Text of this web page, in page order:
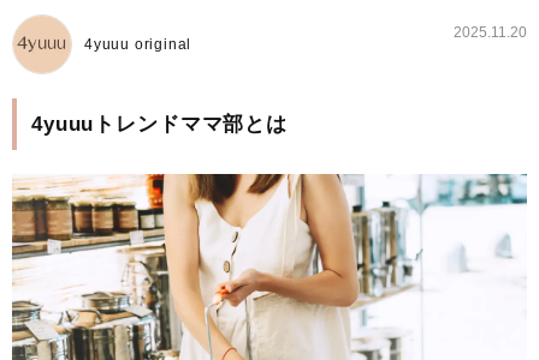
4yuuu original
2025.11.20
4yuuuトレンドママ部とは